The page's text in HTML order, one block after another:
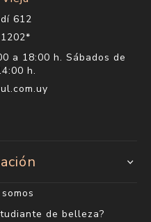
612
a 18:00 h. Sábados de
h.
de belleza?